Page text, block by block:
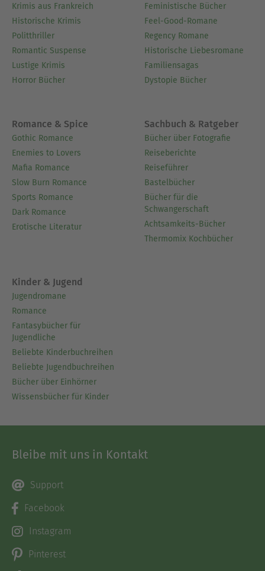
Krimis aus Frankreich
Historische Krimis
Politthriller
Romantic Suspense
Lustige Krimis
Horror Bücher
Feministische Bücher
Feel-Good-Romane
Regency Romane
Historische Liebesromane
Familiensagas
Dystopie Bücher
Romance & Spice
Gothic Romance
Enemies to Lovers
Mafia Romance
Slow Burn Romance
Sports Romance
Dark Romance
Erotische Literatur
Sachbuch & Ratgeber
Bücher über Fotografie
Reiseberichte
Reiseführer
Bastelbücher
Bücher für die
Schwangerschaft
Achtsamkeits-Bücher
Thermomix Kochbücher
Kinder & Jugend
Jugendromane
Romance
Fantasybücher für
Jugendliche
Beliebte Kinderbuchreihen
Beliebte Jugendbuchreihen
Bücher über Einhörner
Wissensbücher für Kinder
Bleibe mit uns in Kontakt
Support
Facebook
Instagram
Pinterest